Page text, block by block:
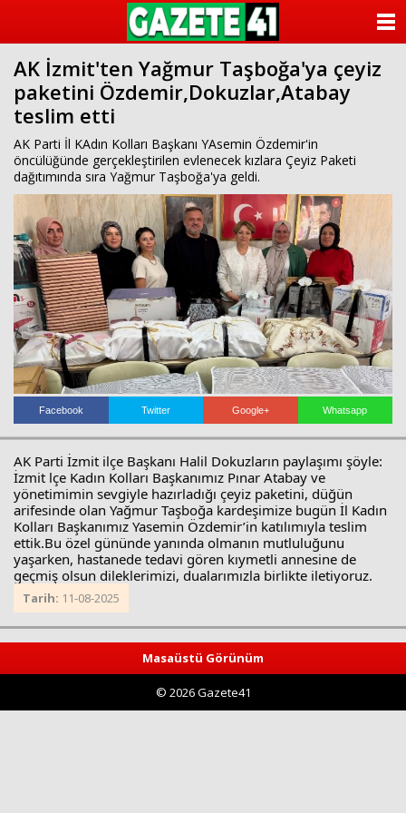
AK İzmit'ten Yağmur Taşboğa'ya çeyiz
paketini Özdemir,Dokuzlar,Atabay
teslim etti
AK Parti İl KAdın Kolları Başkanı YAsemin Özdemir'in
öncülüğünde gerçekleştirilen evlenecek kızlara Çeyiz Paketi
dağıtımında sıra Yağmur Taşboğa'ya geldi.
Facebook Twitter Google+ Whatsapp
AK Parti İzmit ilçe Başkanı Halil Dokuzların paylaşımı şöyle:
İzmit lçe Kadın Kolları Başkanımız Pınar Atabay ve
yönetimimin sevgiyle hazırladığı çeyiz paketini, düğün
arifesinde olan Yağmur Taşboğa kardeşimize bugün İl Kadın
Kolları Başkanımız Yasemin Özdemir’in katılımıyla teslim
ettik.Bu özel gününde yanında olmanın mutluluğunu
yaşarken, hastanede tedavi gören kıymetli annesine de
geçmiş olsun dileklerimizi, dualarımızla birlikte iletiyoruz.
Tarih: 11-08-2025
Masaüstü Görünüm
© 2026 Gazete41
KATEGORİLER
ANKETLER
FOTO GALERİ
VİDEO GALERİ
KÜNYE
İLETİŞİM
Haberin Doğru Adresi.